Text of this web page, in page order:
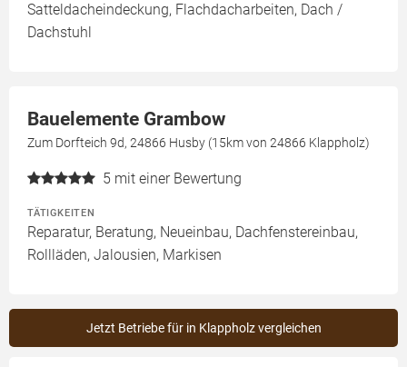
Satteldacheindeckung, Flachdacharbeiten, Dach /
Dachstuhl
Bauelemente Grambow
Zum Dorfteich 9d, 24866 Husby (15km von 24866 Klappholz)
5 mit einer Bewertung
TÄTIGKEITEN
Reparatur, Beratung, Neueinbau, Dachfenstereinbau,
Rollläden, Jalousien, Markisen
Jetzt Betriebe für in Klappholz vergleichen